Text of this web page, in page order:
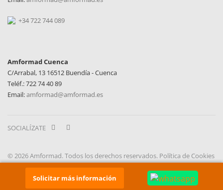
+34 722 744 089
Amformad Cuenca
C/Arrabal, 13 16512 Buendía - Cuenca
Teléf.: 722 74 40 89
Email:amformad@amformad.es
SOCIALÍZATE
© 2026 Amformad. Todos los derechos reservados. Política de Cookies
Aviso Legal y Política de Privacidad
Diseño webRetrazos Agencia Creativa
Solicitar más información